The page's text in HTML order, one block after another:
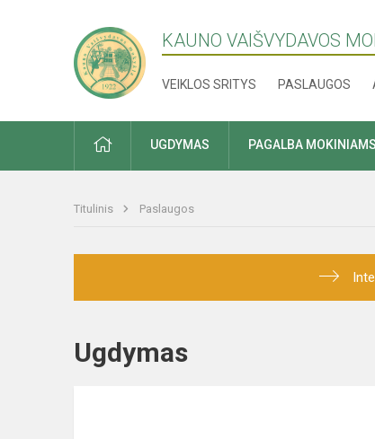
KAUNO VAIŠVYDAVOS
VEIKLOS SRITYS PASLAUGOS
PRADŽIAUGDYMAS PAGALBA
Titulinis Paslaugos
Ugdymas